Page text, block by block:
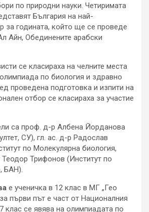
по природни науки. Четиримата
България на най-
за годината, който ще се проведе
Айн, Обединените арабски
се класираха на челните места
по биология и здравно
проведена подготовка и изпити на
отбор се класираха за участие
са проф. д-р Албена Йорданова
СУ), гл. ас. д-р Радослав
по Молекулярна биология,
Трифонов (Институт по
БАН).
е ученичка в 12 клас в МГ „Гео
първи път е част от Националния
клас се явява на олимпиадата по